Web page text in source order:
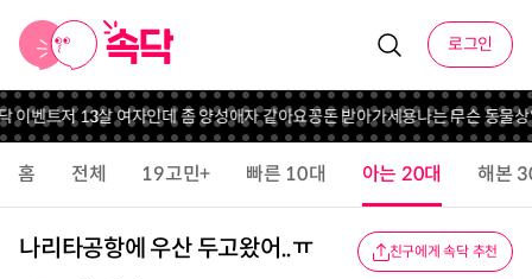
로그인
이벤트저 13살 여자인데 좀 양성애자 같아요꽁돈 받아가세용나는 무슨 동물상
홈 전체 19고민+ 빠른 10대 아는 20대 해본
나리타공항에 우산 두고왔어..ㅠ 친구에게 속닥 추천